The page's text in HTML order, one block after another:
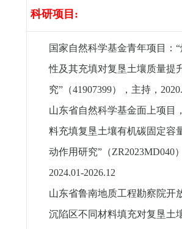
科研项目 :
国家自然科学基金青年项目：
性及其充填对复垦土壤质量提
究”（41907399），主持，
山东省自然科学基金面上项目
料充填复垦土壤有机碳固定容
动作用研究”（ZR2023MD040
2024.01-2026.12
山东省鲁南地质工程勘察院开
沉陷区不同材料填充对复垦土